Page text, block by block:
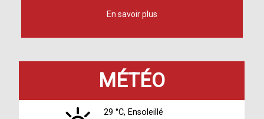
MÉTÉO
29 °C, Ensoleillé